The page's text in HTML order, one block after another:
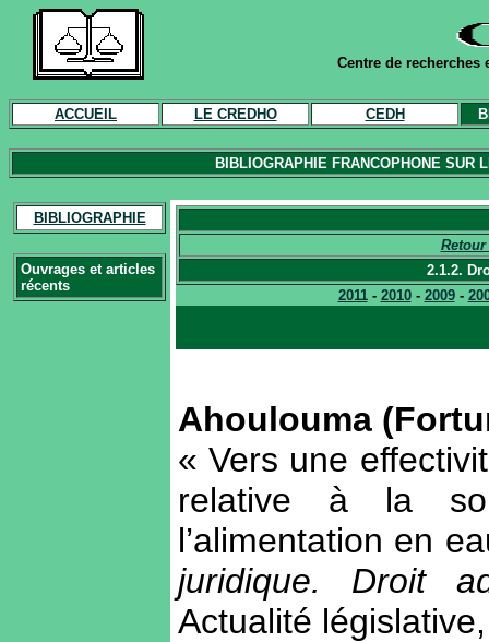
Centre de
ACCUEIL LE CREDHO CEDH
BIBLIOGRAPHIE FRANCOPHONE SUR
BIBLIOGRAPHIE
Ouvrages et articles
récents
2.1.2.
2011- 2010- 2009-
Ahoulouma
« Vers une
relative à la
l’alimentation en
juridique. Droit
Actualité